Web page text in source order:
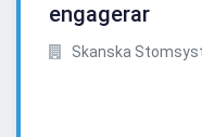
engagerar
Skanska